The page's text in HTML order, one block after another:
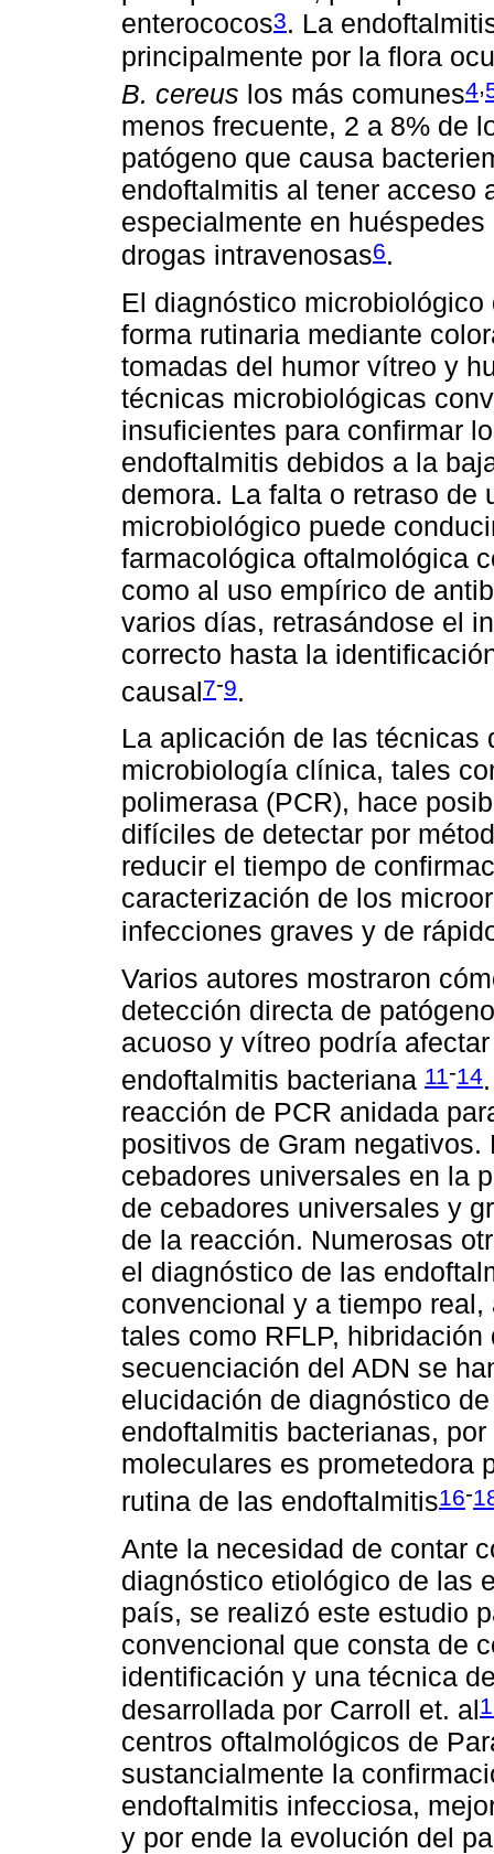
enterococos3. La
principalmente por la flora
B. cereus los más comunes4,
menos frecuente, 2 a 8% de
patógeno que causa
endoftalmitis al tener acceso
especialmente en
drogas intravenosas6.
El diagnóstico
forma rutinaria mediante
tomadas del humor vítreo y
técnicas microbiológicas
insuficientes para confirmar
endoftalmitis debidos a la
demora. La falta o retraso de
microbiológico puede
farmacológica oftalmológica
como al uso empírico de
varios días, retrasándose el
correcto hasta la
causal7-9.
La aplicación de las técnicas
microbiología clínica, tales
polimerasa (PCR), hace
difíciles de detectar por
reducir el tiempo de
caracterización de los
infecciones graves y de
Varios autores mostraron
detección directa de
acuoso y vítreo podría
endoftalmitis bacteriana 11-14
reacción de PCR anidada
positivos de Gram
cebadores universales en la
de cebadores universales y
de la reacción. Numerosas
el diagnóstico de las
convencional y a tiempo
tales como RFLP,
secuenciación del ADN se
elucidación de diagnóstico
endoftalmitis bacterianas,
moleculares es prometedora
rutina de las endoftalmitis16-
Ante la necesidad de contar
diagnóstico etiológico de las
país, se realizó este estudio
convencional que consta de
identificación y una técnica
desarrollada por Carroll et. al
centros oftalmológicos de
sustancialmente la
endoftalmitis infecciosa,
y por ende la evolución del